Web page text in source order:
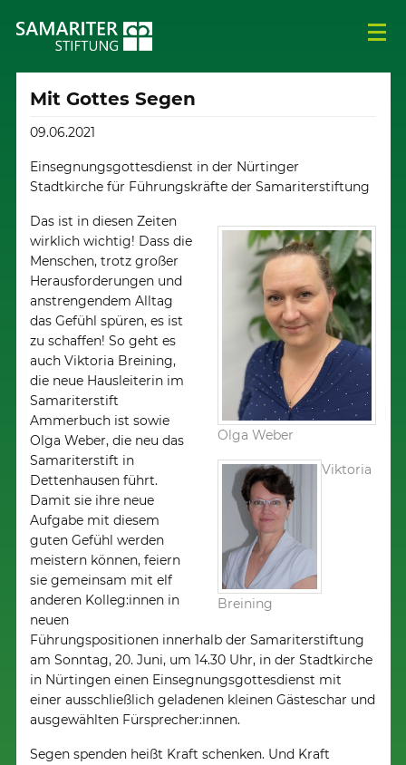
Mit Gottes Segen
09.06.2021
Einsegnungsgottesdienst in der Nürtinger
Stadtkirche für Führungskräfte der Samariterstiftung
Olga Weber
Viktoria
Breining
Das ist in diesen Zeiten
wirklich wichtig! Dass die
Menschen, trotz großer
Herausforderungen und
anstrengendem Alltag
das Gefühl spüren, es ist
zu schaffen! So geht es
auch Viktoria Breining,
die neue Hausleiterin im
Samariterstift
Ammerbuch ist sowie
Olga Weber, die neu das
Samariterstift in
Dettenhausen führt.
Damit sie ihre neue
Aufgabe mit diesem
guten Gefühl werden
meistern können, feiern
sie gemeinsam mit elf
anderen Kolleg:innen in
neuen
Führungspositionen innerhalb der Samariterstiftung
am Sonntag, 20. Juni, um 14.30 Uhr, in der Stadtkirche
in Nürtingen einen Einsegnungsgottesdienst mit
einer ausschließlich geladenen kleinen Gästeschar und
ausgewählten Fürsprecher:innen.
Segen spenden heißt Kraft schenken. Und Kraft